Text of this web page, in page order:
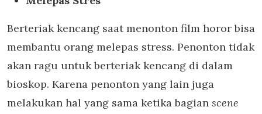
Berteriak kencang saat menonton film horor bisa
membantu orang melepas stress. Penonton tidak
akan ragu untuk berteriak kencang di dalam
bioskop. Karena penonton yang lain juga
melakukan hal yang sama ketika bagian scene